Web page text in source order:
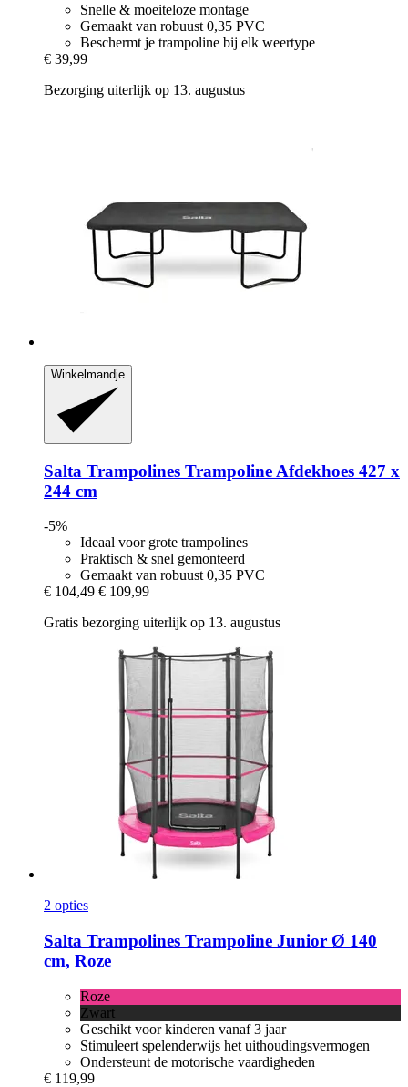
Snelle & moeiteloze montage
Gemaakt van robuust 0,35 PVC
Beschermt je trampoline bij elk weertype
€ 39,99
Bezorging uiterlijk op 13. augustus
Winkelmandje
Salta Trampolines Trampoline Afdekhoes 427 x
244 cm
-5%
Ideaal voor grote trampolines
Praktisch & snel gemonteerd
Gemaakt van robuust 0,35 PVC
€ 104,49 € 109,99
Gratis bezorging uiterlijk op 13. augustus
2 opties
Salta Trampolines Trampoline Junior Ø 140
cm, Roze
Roze
Zwart
Geschikt voor kinderen vanaf 3 jaar
Stimuleert spelenderwijs het uithoudingsvermogen
Ondersteunt de motorische vaardigheden
€ 119,99